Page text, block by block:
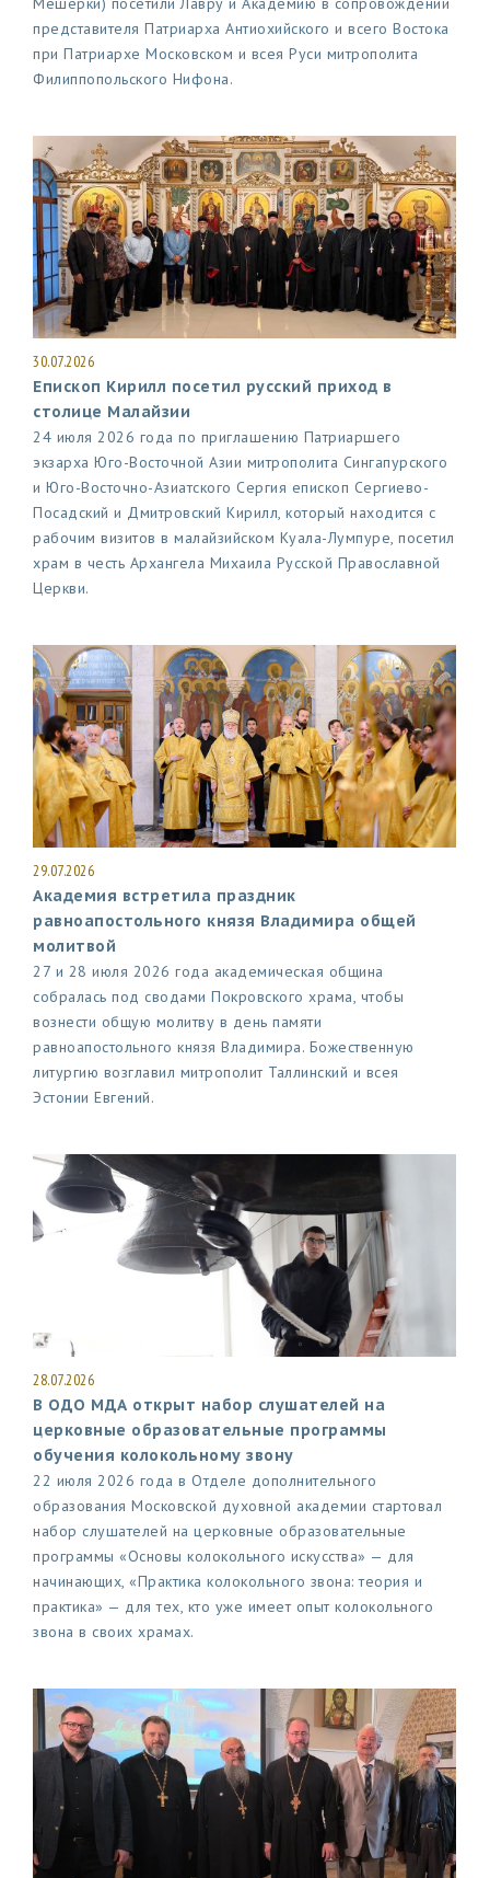
представителя Патриарха Антиохийского и всего Востока
при Патриархе Московском и всея Руси митрополита
Филиппопольского Нифона.
30.07.2026
Епископ Кирилл посетил русский приход в
столице Малайзии
24 июля 2026 года по приглашению Патриаршего
экзарха Юго-Восточной Азии митрополита Сингапурского
и Юго-Восточно-Азиатского Сергия епископ Сергиево-
Посадский и Дмитровский Кирилл, который находится с
рабочим визитов в малайзийском Куала-Лумпуре, посетил
храм в честь Архангела Михаила Русской Православной
Церкви.
29.07.2026
Академия встретила праздник
равноапостольного князя Владимира общей
молитвой
27 и 28 июля 2026 года академическая община
собралась под сводами Покровского храма, чтобы
вознести общую молитву в день памяти
равноапостольного князя Владимира. Божественную
литургию возглавил митрополит Таллинский и всея
Эстонии Евгений.
28.07.2026
В ОДО МДА открыт набор слушателей на
церковные образовательные программы
обучения колокольному звону
22 июля 2026 года в Отделе дополнительного
образования Московской духовной академии стартовал
набор слушателей на церковные образовательные
программы «Основы колокольного искусства» — для
начинающих, «Практика колокольного звона: теория и
практика» — для тех, кто уже имеет опыт колокольного
звона в своих храмах.